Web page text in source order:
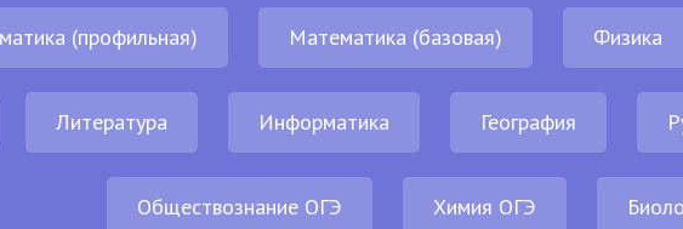
(профильная) Математика (базовая) Физика
Литература Информатика География
Обществознание ОГЭ Химия ОГЭ